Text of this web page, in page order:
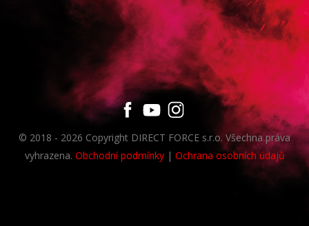
© 2018 - 2026 Copyright DIRECT FORCE s.r.o. Všechna práva
vyhrazena. Obchodní podmínky| Ochrana osobních údajů